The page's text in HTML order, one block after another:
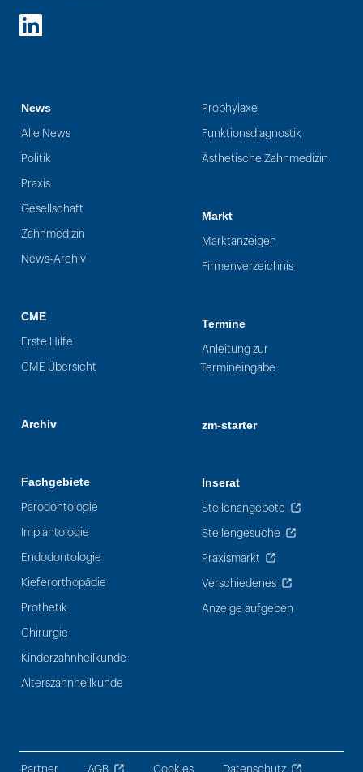
LinkedIn
News
Alle News
Politik
Praxis
Gesellschaft
Zahnmedizin
News-Archiv
CME
Erste Hilfe
CME Übersicht
Archiv
Fachgebiete
Parodontologie
Implantologie
Endodontologie
Kieferorthopädie
Prothetik
Chirurgie
Kinderzahnheilkunde
Alterszahnheilkunde
Prophylaxe
Funktionsdiagnostik
Ästhetische Zahnmedizin
Markt
Marktanzeigen
Firmenverzeichnis
Termine
Anleitung zur
Termineingabe
zm-starter
Inserat
Stellenangebote
Stellengesuche
Praxismarkt
Verschiedenes
Anzeige aufgeben
Partner AGB Cookies Datenschutz